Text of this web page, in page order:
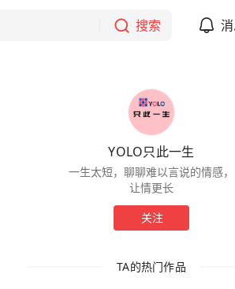
搜索
YOLO只此一生
一生太短，聊聊难以言说的情感，
让情更长
关注
TA的热门作品